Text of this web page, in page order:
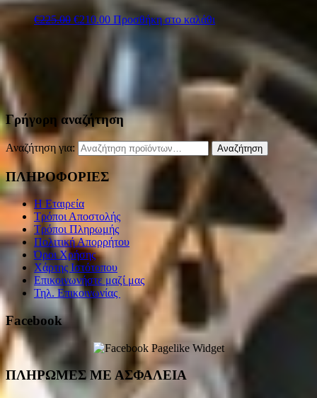
€225.00 €210.00 Προσθήκη στο καλάθι
Γρήγορη αναζήτηση
Αναζήτηση για: Αναζήτηση
ΠΛΗΡΟΦΟΡΙΕΣ
Η Εταιρεία
Τρόποι Αποστολής
Τρόποι Πληρωμής
Πολιτική Απορρήτου
Όροι Χρήσης
Χάρτης Ιστότοπου
Επικοινωνήστε μαζί μας
Τηλ. Επικοινωνίας
Facebook
ΠΛΗΡΩΜΕΣ ΜΕ ΑΣΦΑΛΕΙΑ